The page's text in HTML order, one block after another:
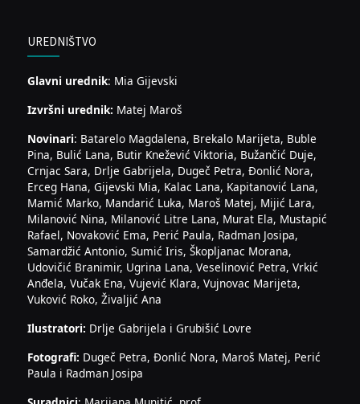
UREDNIŠTVO
Glavni urednik: Mia Gijevski
Izvršni urednik: Matej Maroš
Novinari: Batarelo Magdalena, Brekalo Marijeta, Buble
Pina, Bulić Lana, Butir Knežević Viktoria, Bužančić Duje,
Crnjac Sara, Drlje Gabrijela, Dugeč Petra, Đonlić Nora,
Erceg Hana, Gijevski Mia, Kalac Lana, Kapitanović Lana,
Mamić Marko, Mandarić Luka, Maroš Matej, Mijić Lara,
Milanović Nina, Milanović Litre Lana, Murat Ela, Mustapić
Rafael, Novaković Ema, Perić Paula, Radman Josipa,
Samardžić Antonio, Sumić Iris, Škopljanac Morana,
Udovičić Branimir, Ugrina Lana, Veselinović Petra, Vrkić
Anđela, Vučak Ena, Vujević Klara, Vujnovac Marijeta,
Vuković Roko, Živaljić Ana
Ilustratori: Drlje Gabrijela i Grubišić Lovre
Fotografi: Dugeč Petra, Đonlić Nora, Maroš Matej, Perić
Paula i Radman Josipa